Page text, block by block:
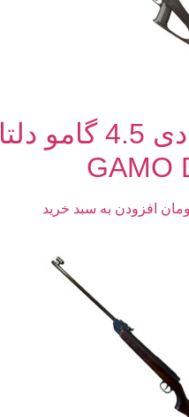
تفنگ بادی 4.5 گامو دلتا
GAMO
افزودن به سبد خرید